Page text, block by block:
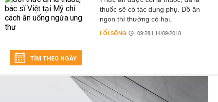
thuốc sẽ có tác dụng phụ. Đồ ăn
ngon thì thường có hại.
LỐI SỐNG 09:28 | 14/09/2018
TÌM THEO NGÀY